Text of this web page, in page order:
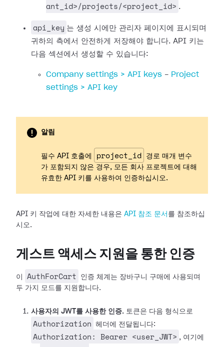
ant_id>/projects/<project_id> .
api_key 는 생성 시에만 관리자 페이지에 표시되며
귀하의 측에서 안전하게 저장해야 합니다. API 키는
다음 섹션에서 생성할 수 있습니다:
Company settings > API keys - Project
settings > API key
알림
필수 API 호출에 project_id
경로 매개 변수
가 포함되지 않은 경우, 모든 회사 프로젝트에 대해
유효한 API 키를 사용하여 인증하십시오.
API 키 작업에 대한 자세한 내용은 API 참조 문서 를 참조하십
시오.
게스트 액세스 지원을 통한 인증
이 AuthForCart
인증 체계는 장바구니 구매에 사용되며
두 가지 모드를 지원합니다.
사용자의 JWT를 사용한 인증. 토큰은 다음 형식으로
Authorization 헤더에 전달됩니다:
Authorization: Bearer <user_JWT> , 여기에